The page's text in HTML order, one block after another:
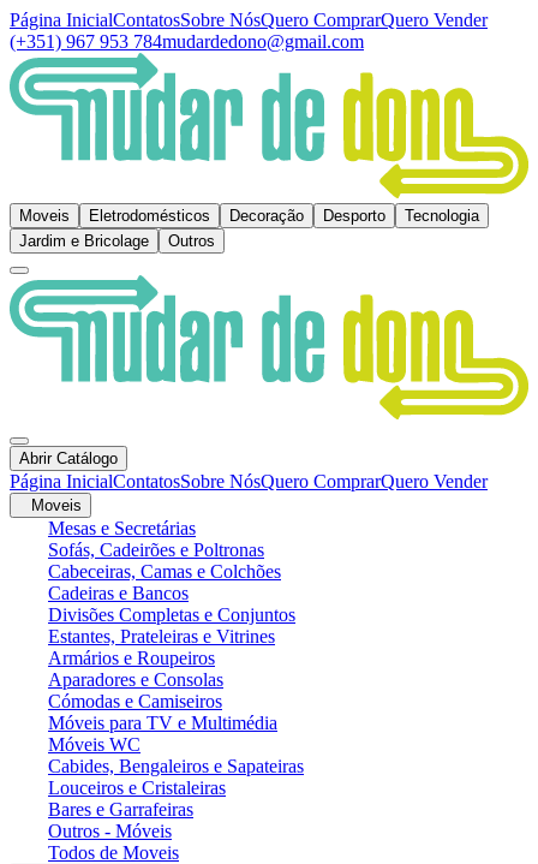
Página InicialContatosSobre NósQuero ComprarQuero Vender
(+351) 967 953 784mudardedono@gmail.com
Moveis Eletrodomésticos Decoração Desporto
Tecnologia
Jardim e Bricolage
Outros
Abrir Catálogo
Página InicialContatosSobre NósQuero ComprarQuero Vender
Moveis
Mesas e Secretárias
Sofás, Cadeirões e Poltronas
Cabeceiras, Camas e Colchões
Cadeiras e Bancos
Divisões Completas e Conjuntos
Estantes, Prateleiras e Vitrines
Armários e Roupeiros
Aparadores e Consolas
Cómodas e Camiseiros
Móveis para TV e Multimédia
Móveis WC
Cabides, Bengaleiros e Sapateiras
Louceiros e Cristaleiras
Bares e Garrafeiras
Outros - Móveis
Todos de Moveis